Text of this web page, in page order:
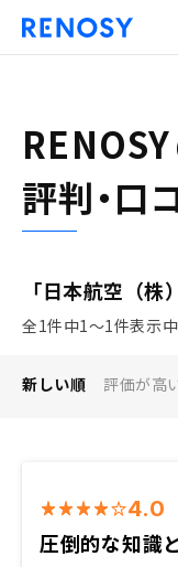
RENOSY
評判・口
「日本航空（株
全1件中1〜1件表示中
新しい順 評価が高
4.0
圧倒的な知識